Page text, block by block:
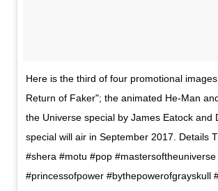
Here is the third of four promotional
Return of Faker"; the animated He-Man
the Universe special by James Eatock and
special will air in September 2017. Details
#shera #motu #pop #mastersoftheuniverse
#princessofpower #bythepowerofgrayskull